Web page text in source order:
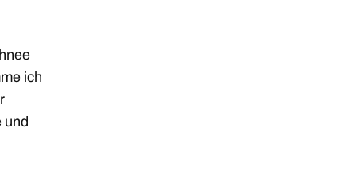
ich
und